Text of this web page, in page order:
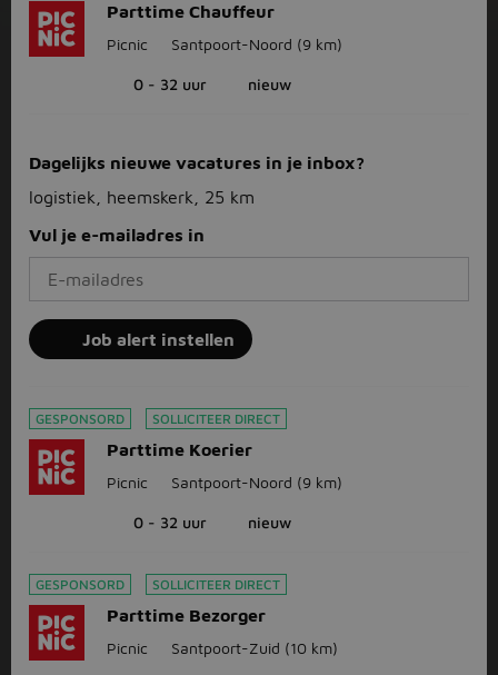
Parttime Chauffeur
Picnic Santpoort-Noord (9 km)
0 - 32 uur nieuw
Dagelijks nieuwe vacatures in je inbox?
logistiek, heemskerk, 25 km
Vul je e-mailadres in
Job alert instellen
GESPONSORD SOLLICITEER DIRECT
Parttime Koerier
Picnic Santpoort-Noord (9 km)
0 - 32 uur nieuw
GESPONSORD SOLLICITEER DIRECT
Parttime Bezorger
Picnic Santpoort-Zuid (10 km)